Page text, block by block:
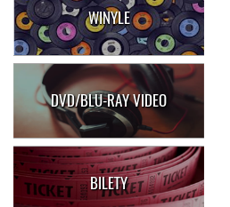
WINYLE
DVD/BLU-RAY VIDEO
BILETY